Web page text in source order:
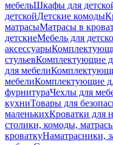
мебельШкафы для
детскойДетские комоды
матрасыМатрасы в
детскиеМебель для
аксессуары
стульевКомплектующие
для мебели
мебелиКомплектующие
фурнитураЧехлы для
кухниТовары для
маленькихКроватки для
столики, комоды,
кроваткуНаматрасники,